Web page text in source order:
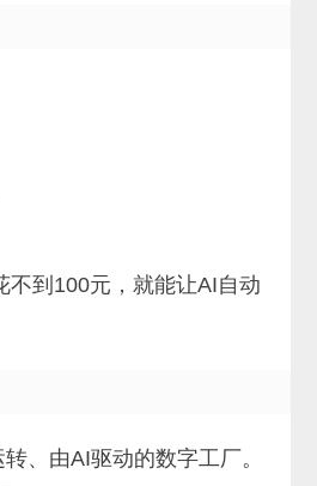
不到100元，就能让AI自动
、由AI驱动的数字工厂。